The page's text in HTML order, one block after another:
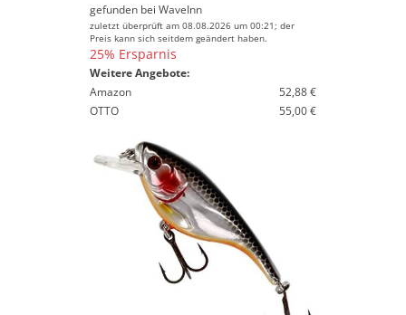
gefunden bei WaveInn
zuletzt überprüft am 08.08.2026 um 00:21; der
Preis kann sich seitdem geändert haben.
25% Ersparnis
Weitere Angebote:
Amazon
52,88 €
OTTO
55,00 €